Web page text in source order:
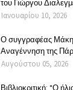
του Γιώργου
Ιανουαρίου 10, 2026
Ο συγγραφέας
Αναγέννηση της
Αυγούστου 05, 2026
Βιβλιοκριτική: "Ο